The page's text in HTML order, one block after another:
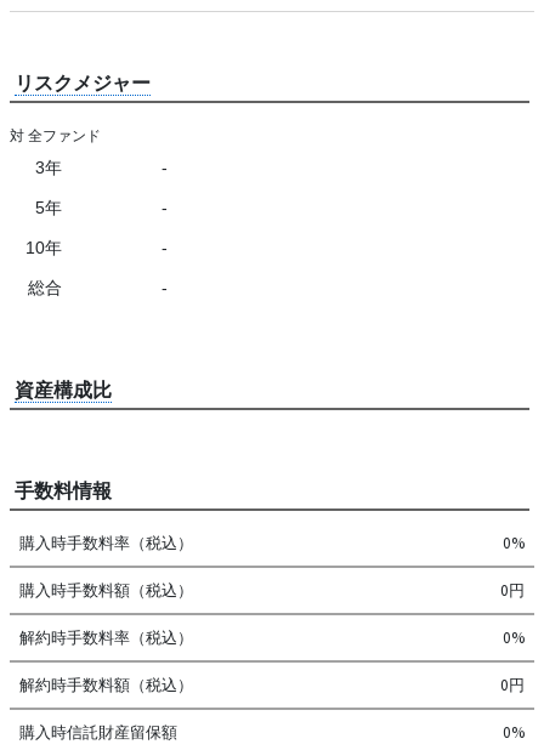
リスクメジャー
対 全ファンド
3年 -
5年 -
10年 -
総合 -
資産構成比
手数料情報
購入時手数料率（税込） 0%
購入時手数料額（税込） 0円
解約時手数料率（税込） 0%
解約時手数料額（税込） 0円
購入時信託財産留保額 0%